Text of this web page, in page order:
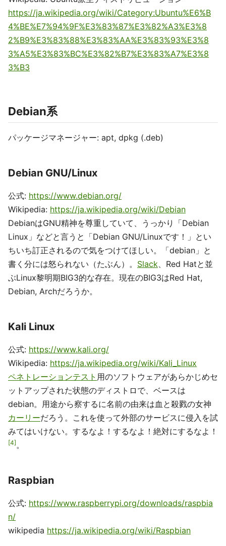
https://ja.wikipedia.org/wiki/Category:Ubuntu%E6%B
4%BE%E7%94%9F%E3%83%87%E3%82%A3%E3%8
2%B9%E3%83%88%E3%83%AA%E3%83%93%E3%8
3%A5%E3%83%BC%E3%82%B7%E3%83%A7%E3%8
3%B3
Debian系
パッケージマネージャー: apt, dpkg (.deb)
Debian GNU/Linux
公式: https://www.debian.org/
Wikipedia: https://ja.wikipedia.org/wiki/Debian
DebianはGNU精神を尊重していて、うっかり「Debian
Linux」などと言うと「Debian GNU/Linuxです！」とい
ちいち訂正されるので気をつけてほしい。「debian」と
書く分には怒られない（たぶん）。 Slack、Red Hatと並
ぶLinux黎明期BIG3的な存在。現在のBIG3はRed Hat,
Debian, Archだろうか。
Kali Linux
公式: https://www.kali.org/
Wikipedia: https://ja.wikipedia.org/wiki/Kali_Linux
ペネトレーションテスト 用のソフトウェアがあらかじめセ
ットアップされた状態のディストロで、ベースは
debian。用途から察するに名前の由来は血と殺戮の女神
カーリーだろう。これを使って外部のサービスに侵入を試
みてはいけない。するなよ！するなよ！絶対にするなよ！
4 。
Raspbian
公式: https://www.raspberrypi.org/downloads/raspbia
n/
wikipedia https://ja.wikipedia.org/wiki/Raspbian